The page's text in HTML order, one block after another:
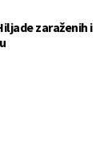
zaraženih i